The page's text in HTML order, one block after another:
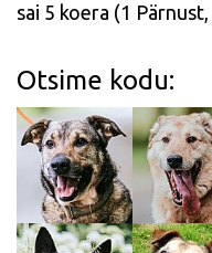
sai 5 koera (1
Otsime kodu: